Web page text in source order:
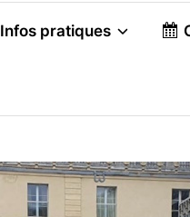
Infos pratiques